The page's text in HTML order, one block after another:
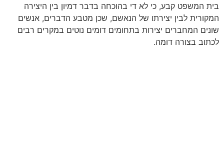
בית המשפט קבע, כי לא די בהוכחה בדבר דמיון בין היצירה
המקורית לבין יצירתו של הנאשם, שכן מטבע הדברים, אנשים
שונים המחברים יצירות בתחומים דומים נוטים במקרים רבים
לכתוב בצורה דומה.